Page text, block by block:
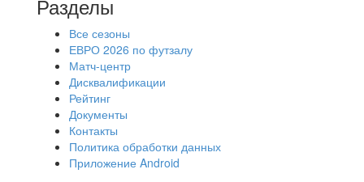
Разделы
Все сезоны
ЕВРО 2026 по футзалу
Матч-центр
Дисквалификации
Рейтинг
Документы
Контакты
Политика обработки данных
Приложение Android